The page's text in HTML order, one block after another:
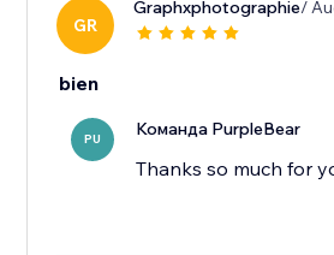
GR
Graphxphotographie/
bien
PU Команда PurpleBear
Thanks so much for